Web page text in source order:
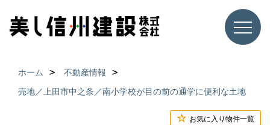
ホーム
不動産情報
売地／上田市中之条／南小学校が目の前の通学に便利な土地
お気に入り物件一覧